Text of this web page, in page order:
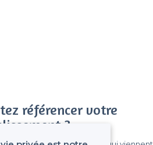
référencer votre
?